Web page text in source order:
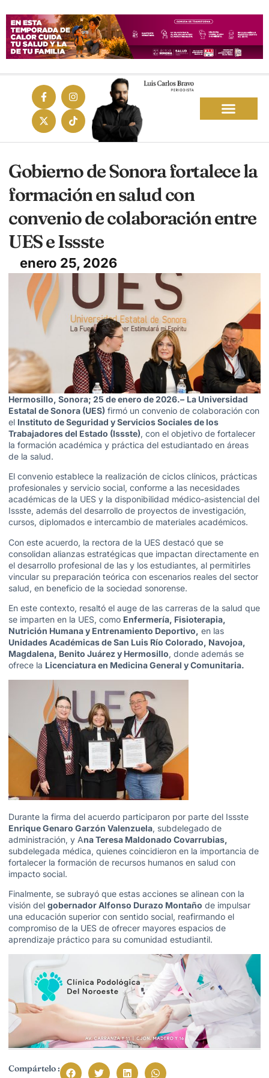
Gobierno de Sonora fortalece la
formación en salud con
convenio de colaboración entre
UES e Issste
enero 25, 2026
Hermosillo, Sonora; 25 de enero de 2026.– La Universidad
Estatal de Sonora (UES) firmó un convenio de colaboración con
el Instituto de Seguridad y Servicios Sociales de los
Trabajadores del Estado (Issste), con el objetivo de fortalecer
la formación académica y práctica del estudiantado en áreas
de la salud.
El convenio establece la realización de ciclos clínicos, prácticas
profesionales y servicio social, conforme a las necesidades
académicas de la UES y la disponibilidad médico-asistencial del
Issste, además del desarrollo de proyectos de investigación,
cursos, diplomados e intercambio de materiales académicos.
Con este acuerdo, la rectora de la UES destacó que se
consolidan alianzas estratégicas que impactan directamente en
el desarrollo profesional de las y los estudiantes, al permitirles
vincular su preparación teórica con escenarios reales del sector
salud, en beneficio de la sociedad sonorense.
En este contexto, resaltó el auge de las carreras de la salud que
se imparten en la UES, como Enfermería, Fisioterapia,
Nutrición Humana y Entrenamiento Deportivo, en las
Unidades Académicas de San Luis Río Colorado, Navojoa,
Magdalena, Benito Juárez y Hermosillo, donde además se
ofrece la Licenciatura en Medicina General y Comunitaria.
Durante la firma del acuerdo participaron por parte del Issste
Enrique Genaro Garzón Valenzuela, subdelegado de
administración, y Ana Teresa Maldonado Covarrubias,
subdelegada médica, quienes coincidieron en la importancia de
fortalecer la formación de recursos humanos en salud con
impacto social.
Finalmente, se subrayó que estas acciones se alinean con la
visión del gobernador Alfonso Durazo Montaño de impulsar
una educación superior con sentido social, reafirmando el
compromiso de la UES de ofrecer mayores espacios de
aprendizaje práctico para su comunidad estudiantil.
Compártelo :